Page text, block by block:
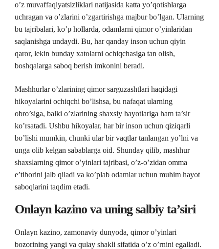
o’z muvaffaqiyatsizliklari natijasida katta yo’qotishlarga
uchragan va o’zlarini o’zgartirishga majbur bo’lgan. Ularning
bu tajribalari, ko’p hollarda, odamlarni qimor o’yinlaridan
saqlanishga undaydi. Bu, har qanday inson uchun qiyin
qaror, lekin bunday xatolarni ochiqchasiga tan olish,
boshqalarga saboq berish imkonini beradi.
Mashhurlar o’zlarining qimor sarguzashtlari haqidagi
hikoyalarini ochiqchi bo’lishsa, bu nafaqat ularning
obro’siga, balki o’zlarining shaxsiy hayotlariga ham ta’sir
ko’rsatadi. Ushbu hikoyalar, har bir inson uchun qiziqarli
bo’lishi mumkin, chunki ular bir vaqtlar tanlangan yo’lni va
unga olib kelgan sabablarga oid. Shunday qilib, mashhur
shaxslarning qimor o’yinlari tajribasi, o’z-o’zidan omma
e’tiborini jalb qiladi va ko’plab odamlar uchun muhim hayot
saboqlarini taqdim etadi.
Onlayn kazino va uning salbiy ta’siri
Onlayn kazino, zamonaviy dunyoda, qimor o’yinlari
bozorining yangi va qulay shakli sifatida o’z o’rnini egalladi.